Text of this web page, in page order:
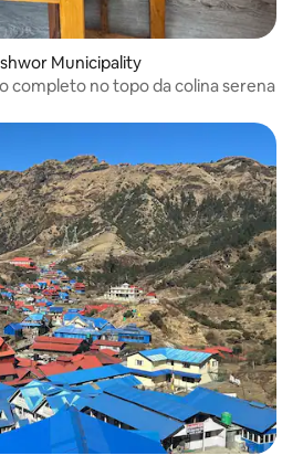
Municipality
completo no topo da colina serena